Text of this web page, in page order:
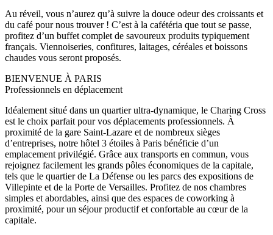
Au réveil, vous n’aurez qu’à suivre la douce odeur des croissants et
du café pour nous trouver ! C’est à la cafétéria que tout se passe,
profitez d’un buffet complet de savoureux produits typiquement
français. Viennoiseries, confitures, laitages, céréales et boissons
chaudes vous seront proposés.
BIENVENUE À PARIS
Professionnels en déplacement
Idéalement situé dans un quartier ultra-dynamique, le Charing Cross
est le choix parfait pour vos déplacements professionnels. À
proximité de la gare Saint-Lazare et de nombreux sièges
d’entreprises, notre hôtel 3 étoiles à Paris bénéficie d’un
emplacement privilégié. Grâce aux transports en commun, vous
rejoignez facilement les grands pôles économiques de la capitale,
tels que le quartier de La Défense ou les parcs des expositions de
Villepinte et de la Porte de Versailles. Profitez de nos chambres
simples et abordables, ainsi que des espaces de coworking à
proximité, pour un séjour productif et confortable au cœur de la
capitale.